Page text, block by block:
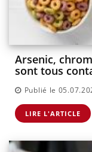
Arsenic,
sont tous
Publié le
LIRE L'ARTICLE